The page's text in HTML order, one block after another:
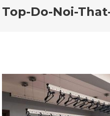
Top-Do-Noi-